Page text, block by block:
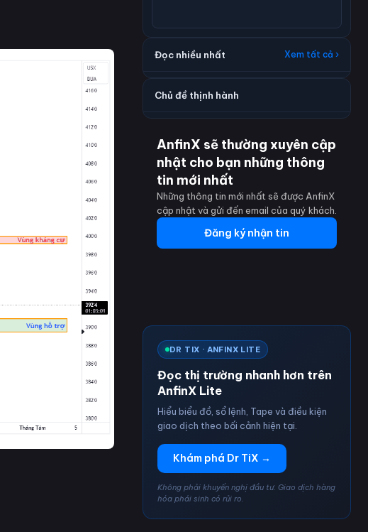
Đọc nhiều nhất Xem tất cả ›
Chủ đề thịnh hành
AnfinX sẽ thường xuyên cập
nhật cho bạn những thông
tin mới nhất
Những thông tin mới nhất sẽ được AnfinX
cập nhật và gửi đến email của quý khách.
Đăng ký nhận tin
DR TIX · ANFINX LITE
Đọc thị trường nhanh hơn trên
AnfinX Lite
Hiểu biểu đồ, sổ lệnh, Tape và điều kiện
giao dịch theo bối cảnh hiện tại.
Khám phá Dr TiX →
Không phải khuyến nghị đầu tư. Giao dịch hàng
hóa phái sinh có rủi ro.